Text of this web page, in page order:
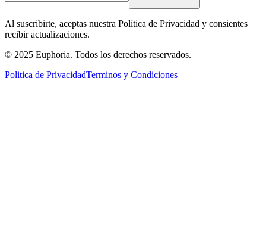
Al suscribirte, aceptas nuestra Política de Privacidad y consientes
recibir actualizaciones.
© 2025 Euphoria. Todos los derechos reservados.
Politica de PrivacidadTerminos y Condiciones